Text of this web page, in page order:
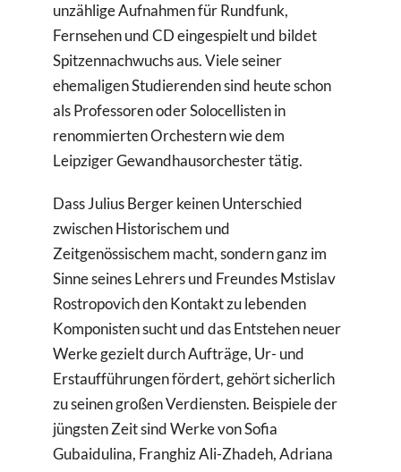
unzählige Aufnahmen für Rundfunk,
Fernsehen und CD eingespielt und bildet
Spitzennachwuchs aus. Viele seiner
ehemaligen Studierenden sind heute schon
als Professoren oder Solocellisten in
renommierten Orchestern wie dem
Leipziger Gewandhausorchester tätig.
Dass Julius Berger keinen Unterschied
zwischen Historischem und
Zeitgenössischem macht, sondern ganz im
Sinne seines Lehrers und Freundes Mstislav
Rostropovich den Kontakt zu lebenden
Komponisten sucht und das Entstehen neuer
Werke gezielt durch Aufträge, Ur- und
Erstaufführungen fördert, gehört sicherlich
zu seinen großen Verdiensten. Beispiele der
jüngsten Zeit sind Werke von Sofia
Gubaidulina, Franghiz Ali-Zhadeh, Adriana